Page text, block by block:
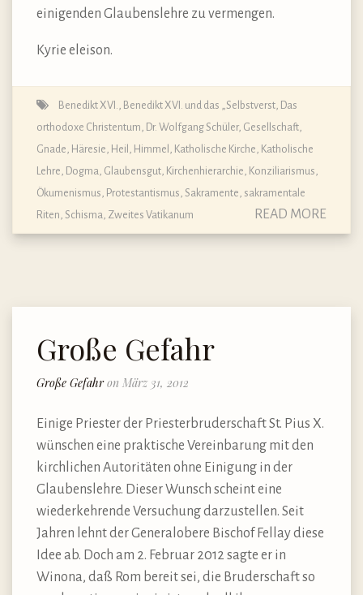
einigenden Glaubenslehre zu vermengen.
Kyrie eleison.
Benedikt XVI. Benedikt XVI. und das „Selbstverst Das
orthodoxe Christentum Dr. Wolfgang Schüler, Gesellschaft
Gnade Häresie Heil Himmel Katholische Kirche Katholische
Lehre, Dogma, Glaubensgut Kirchenhierarchie Konziliarismus
Ökumenismus Protestantismus Sakramente, sakramentale
Riten Schisma Zweites Vatikanum READ MORE
Große Gefahr
Große Gefahron März 31, 2012
Einige Priester der Priesterbruderschaft St. Pius X.
wünschen eine praktische Vereinbarung mit den
kirchlichen Autoritäten ohne Einigung in der
Glaubenslehre. Dieser Wunsch scheint eine
wiederkehrende Versuchung darzustellen. Seit
Jahren lehnt der Generalobere Bischof Fellay diese
Idee ab. Doch am 2. Februar 2012 sagte er in
Winona, daß Rom bereit sei, die Bruderschaft so